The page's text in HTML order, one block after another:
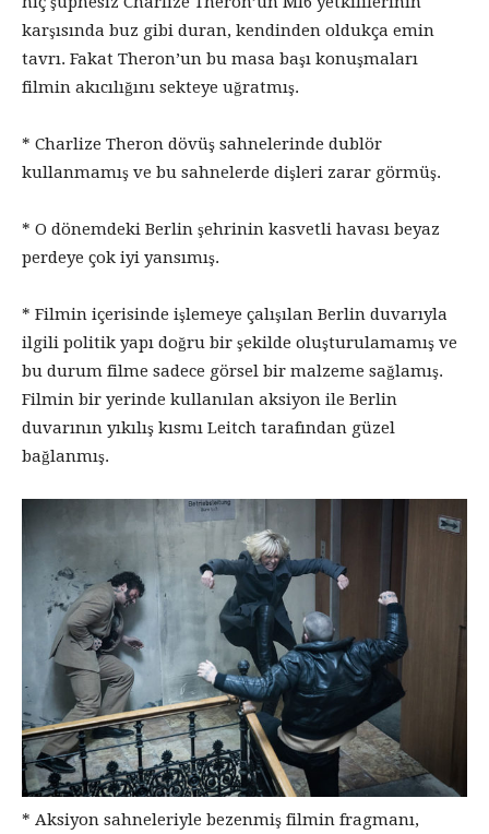
karşısında buz gibi duran, kendinden oldukça emin
tavrı. Fakat Theron’un bu masa başı konuşmaları
filmin akıcılığını sekteye uğratmış.
* Charlize Theron dövüş sahnelerinde dublör
kullanmamış ve bu sahnelerde dişleri zarar görmüş.
* O dönemdeki Berlin şehrinin kasvetli havası beyaz
perdeye çok iyi yansımış.
* Filmin içerisinde işlemeye çalışılan Berlin duvarıyla
ilgili politik yapı doğru bir şekilde oluşturulamamış ve
bu durum filme sadece görsel bir malzeme sağlamış.
Filmin bir yerinde kullanılan aksiyon ile Berlin
duvarının yıkılış kısmı Leitch tarafından güzel
bağlanmış.
* Aksiyon sahneleriyle bezenmiş filmin fragmanı,